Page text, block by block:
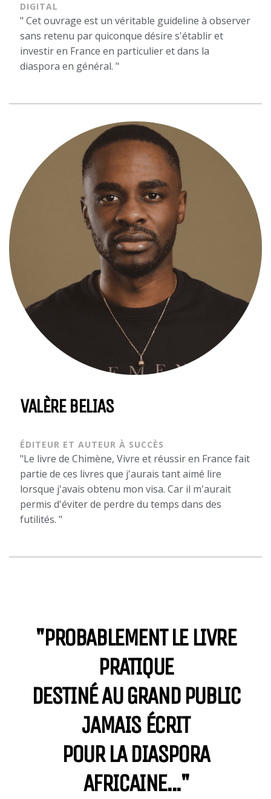
DIGITAL
" Cet ouvrage est un véritable guideline à observer
sans retenu par quiconque désire s'établir et
investir en France en particulier et dans la
diaspora en général. "
VALÈRE BELIAS
ÉDITEUR ET AUTEUR À SUCCÈS
"Le livre de Chimène, Vivre et réussir en France fait
partie de ces livres que j'aurais tant aimé lire
lorsque j'avais obtenu mon visa. Car il m'aurait
permis d'éviter de perdre du temps dans des
futilités. "
"PROBABLEMENT LE LIVRE
PRATIQUE
DESTINÉ AU GRAND PUBLIC
JAMAIS ÉCRIT
POUR LA DIASPORA
AFRICAINE..."